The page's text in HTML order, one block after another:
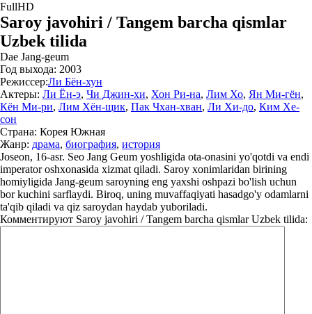
FullHD
Saroy javohiri / Tangem barcha qismlar
Uzbek tilida
Dae Jang-geum
Год выхода: 2003
Режиссер:Ли Бён-хун
Актеры: Ли Ён-э, Чи Джин-хи, Хон Ри-на, Лим Хо, Ян Ми-гён,
Кён Ми-ри, Лим Хён-щик, Пак Чхан-хван, Ли Хи-до, Ким Хе-
сон
Страна: Корея Южная
Жанр: драма, биография, история
Joseon, 16-asr. Seo Jang Geum yoshligida ota-onasini yo'qotdi va endi
imperator oshxonasida xizmat qiladi. Saroy xonimlaridan birining
homiyligida Jang-geum saroyning eng yaxshi oshpazi bo'lish uchun
bor kuchini sarflaydi. Biroq, uning muvaffaqiyati hasadgo'y odamlarni
ta'qib qiladi va qiz saroydan haydab yuboriladi.
Комментируют Saroy javohiri / Tangem barcha qismlar Uzbek tilida: